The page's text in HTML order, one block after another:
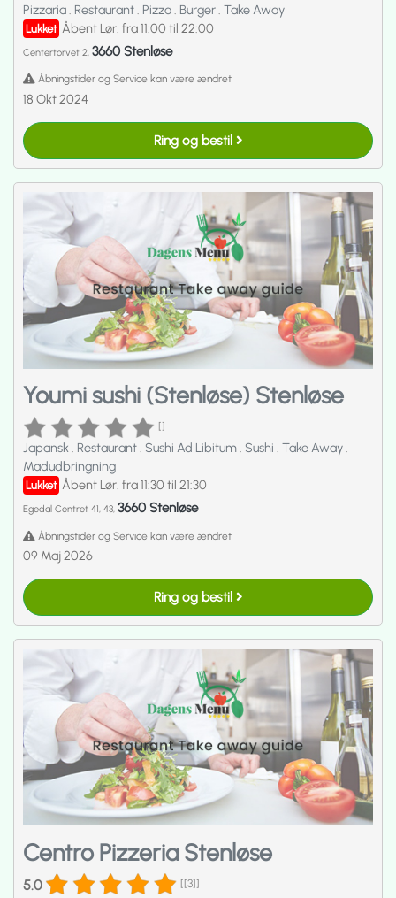
Pizzaria. Restaurant. Pizza. Burger. Take Away
Lukket Åbent Lør. fra 11:00 til 22:00
Centertorvet 2, 3660 Stenløse
Åbningstider og Service kan være ændret
18 Okt 2024
Ring og bestil
Youmi sushi (Stenløse) Stenløse
[]
Japansk. Restaurant. Sushi Ad Libitum. Sushi . Take Away.
Madudbringning
Lukket Åbent Lør. fra 11:30 til 21:30
Egedal Centret 41, 43, 3660 Stenløse
Åbningstider og Service kan være ændret
09 Maj 2026
Ring og bestil
Centro Pizzeria Stenløse
5.0 [[3]]